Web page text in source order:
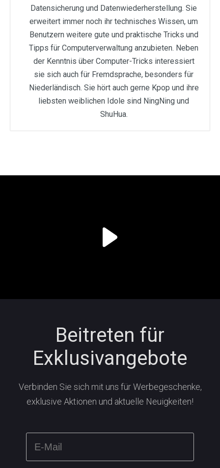
Datensicherung und Datenwiederherstellung. Sie
erweitert immer noch ihr technisches Wissen, um
Benutzern weitere gute und praktische Tricks und
Tipps für Computerverwaltung anzubieten. Neben
der Kenntnis über Computer-Tricks interessiert
sie sich auch für Fremdsprache, besonders für
Niederländisch. Sie hört auch gerne Kpop und ihre
liebsten weiblichen Idole sind NingNing und
ShuHua.
Beitreten für
Exklusivangebote
Verbinden Sie sich mit uns für Werbegeschenke,
exklusive Aktionen und aktuelle Neuigkeiten!